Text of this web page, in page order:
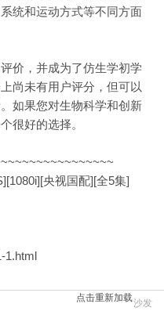
统和运动方式等不同方面
价，并成为了仿生学初学
尚未有用户评分，但可以
如果您对生物科学和创新
很好的选择。
央视国配][全5集]
1.html
点击重新加载沙发